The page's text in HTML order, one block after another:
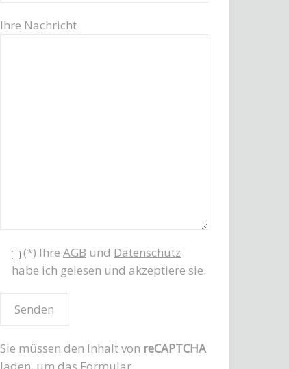
Ihre Nachricht
(*) Ihre AGB und Datenschutz
habe ich gelesen und akzeptiere sie.
Sie müssen den Inhalt von reCAPTCHA